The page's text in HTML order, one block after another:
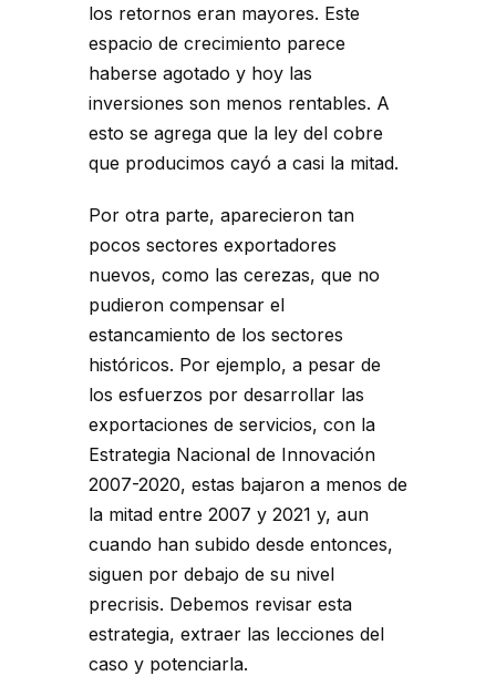
los retornos eran mayores. Este
espacio de crecimiento parece
haberse agotado y hoy las
inversiones son menos rentables. A
esto se agrega que la ley del cobre
que producimos cayó a casi la mitad.
Por otra parte, aparecieron tan
pocos sectores exportadores
nuevos, como las cerezas, que no
pudieron compensar el
estancamiento de los sectores
históricos. Por ejemplo, a pesar de
los esfuerzos por desarrollar las
exportaciones de servicios, con la
Estrategia Nacional de Innovación
2007-2020, estas bajaron a menos de
la mitad entre 2007 y 2021 y, aun
cuando han subido desde entonces,
siguen por debajo de su nivel
precrisis. Debemos revisar esta
estrategia, extraer las lecciones del
caso y potenciarla.